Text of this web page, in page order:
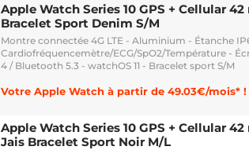
Apple Watch Series 10 GPS + Cellular
Bracelet Sport Denim S/M
Montre connectée 4G LTE - Aluminium - Étanche
Cardiofréquencemètre/ECG/SpO2/Température -
4 / Bluetooth 5.3 - watchOS 11 - Bracelet sport S/M
Votre Apple Watch à partir de 49.03€/mois* !
Apple Watch Series 10 GPS + Cellular
Jais Bracelet Sport Noir M/L